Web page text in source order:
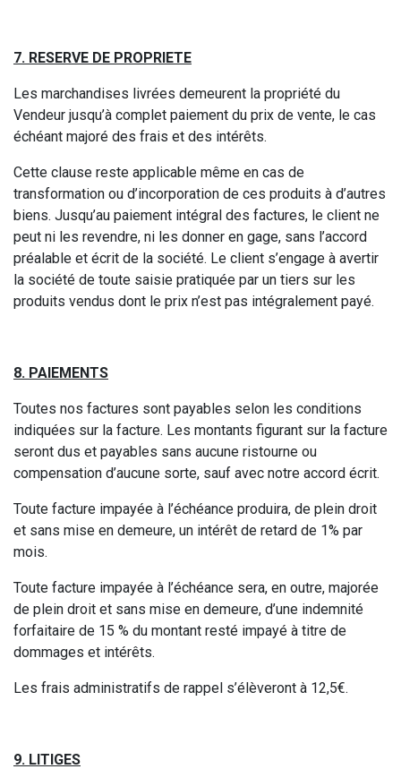
7. RESERVE DE PROPRIETE
Les marchandises livrées demeurent la propriété du
Vendeur jusqu’à complet paiement du prix de vente, le cas
échéant majoré des frais et des intérêts.
Cette clause reste applicable même en cas de
transformation ou d’incorporation de ces produits à d’autres
biens. Jusqu’au paiement intégral des factures, le client ne
peut ni les revendre, ni les donner en gage, sans l’accord
préalable et écrit de la société. Le client s’engage à avertir
la société de toute saisie pratiquée par un tiers sur les
produits vendus dont le prix n’est pas intégralement payé.
8. PAIEMENTS
Toutes nos factures sont payables selon les conditions
indiquées sur la facture. Les montants figurant sur la facture
seront dus et payables sans aucune ristourne ou
compensation d’aucune sorte, sauf avec notre accord écrit.
Toute facture impayée à l’échéance produira, de plein droit
et sans mise en demeure, un intérêt de retard de 1% par
mois.
Toute facture impayée à l’échéance sera, en outre, majorée
de plein droit et sans mise en demeure, d’une indemnité
forfaitaire de 15 % du montant resté impayé à titre de
dommages et intérêts.
Les frais administratifs de rappel s’élèveront à 12,5€.
9. LITIGES